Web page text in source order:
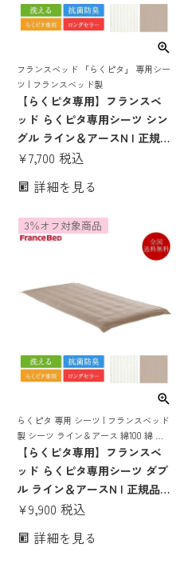
フランスベッド 「らくピタ」 専用シー
ツ | フランスベッド製
【らくピタ専用】フランスベ
ッド らくピタ専用シーツ シン
グル ライン＆アースN | 正規品
フランスベッド製 らくピタ簡
クピタ 洗える オシャレ おしゃ
¥7,700 税込
詳細を見る
らくピタ 専用 シーツ | フランスベッド
製 シーツ ライン＆アース 綿100 綿 コ
ットン おしゃれ らくぴた 抗菌 防臭 洗
える
【らくピタ専用】フランスベ
ッド らくピタ専用シーツ ダブ
ル ライン＆アースN | 正規品
フランスベッド製 らくピタ簡
クピタ 洗える オシャレ おしゃ
3％オフ対象商品
¥9,900 税込
詳細を見る